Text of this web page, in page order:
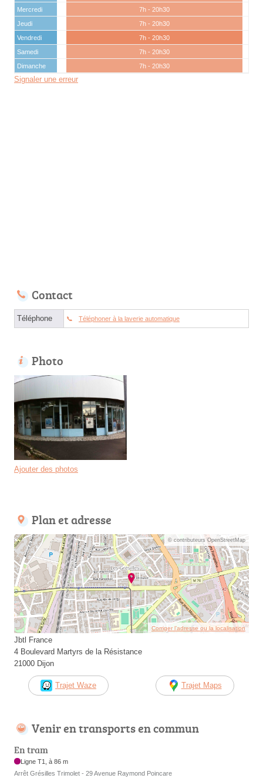
Mercredi
7h - 20h30
Jeudi
7h - 20h30
Vendredi
7h - 20h30
Samedi
7h - 20h30
Dimanche
7h - 20h30
Signaler une erreur
Contact
Téléphone Téléphoner à la laverie automatique
Photo
Ajouter des photos
Plan et adresse
© contributeurs OpenStreetMap
Corriger l’adresse ou la localisation
Jbtl France
4 Boulevard Martyrs de la Résistance
21000 Dijon
Trajet Waze Trajet Maps
Venir en transports en commun
En tram
Ligne T1, à 86 m
Arrêt Grésilles Trimolet - 29 Avenue Raymond Poincare